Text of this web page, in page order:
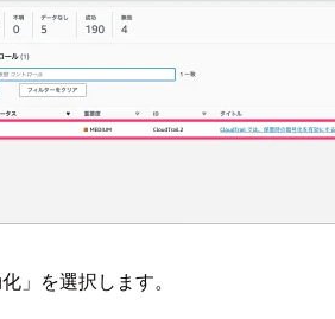
」を選択します。